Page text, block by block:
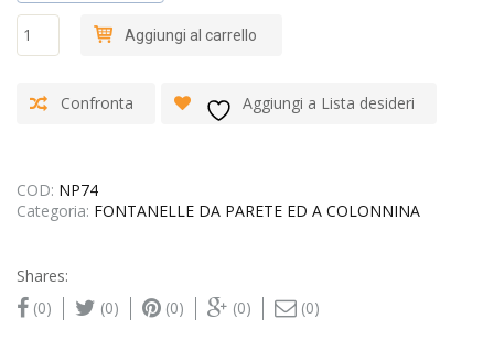
MURALE
MOSAICO
Aggiungi al carrello
Confronta Aggiungi a Lista desideri
COD: NP74
Categoria: FONTANELLE DA PARETE ED A COLONNINA
Shares:
(0)
(0) (0) (0) (0)